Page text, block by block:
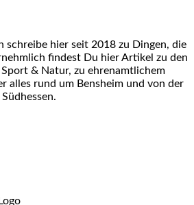
schreibe hier seit 2018 zu Dingen, die
findest Du hier Artikel zu den
Sport & Natur, zu ehrenamtlichem
alles rund um Bensheim und von der